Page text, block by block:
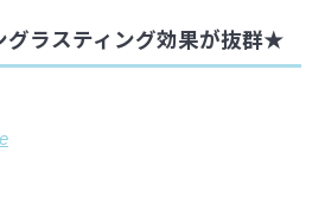
グラスティング効果が抜群★